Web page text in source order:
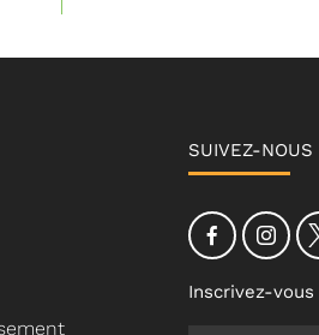
SUIVEZ-NOUS
Inscrivez-